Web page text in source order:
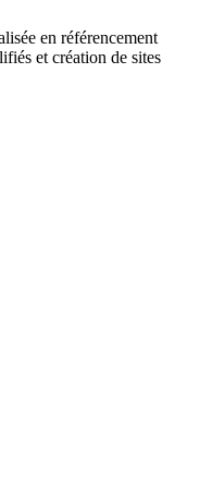
en référencement
et création de sites